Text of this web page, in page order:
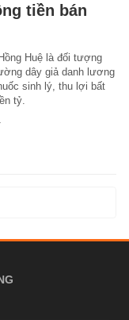
tiền bán
Huệ là đối tượng
dây giả danh lương
sinh lý, thu lợi bất
tỷ.